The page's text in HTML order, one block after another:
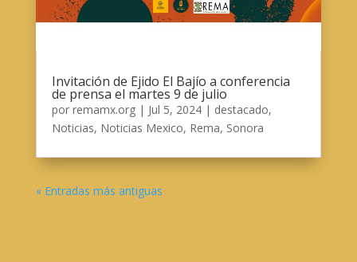
Invitación de Ejido El Bajío a conferencia
de prensa el martes 9 de julio
por remamx.org| Jul 5, 2024| destacado,
Noticias, Noticias Mexico, Rema, Sonora
« Entradas más antiguas